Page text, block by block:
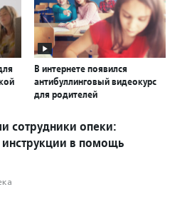
В интернете появился
антибуллинговый видеокурс
для родителей
сотрудники опеки:
инструкции в помощь